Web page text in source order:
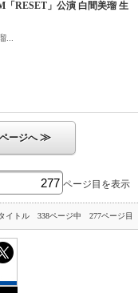
「RESET」公演 白間美瑠 生
...
ージへ≫
ページ目を表示
イトル 338ページ中 277ページ目